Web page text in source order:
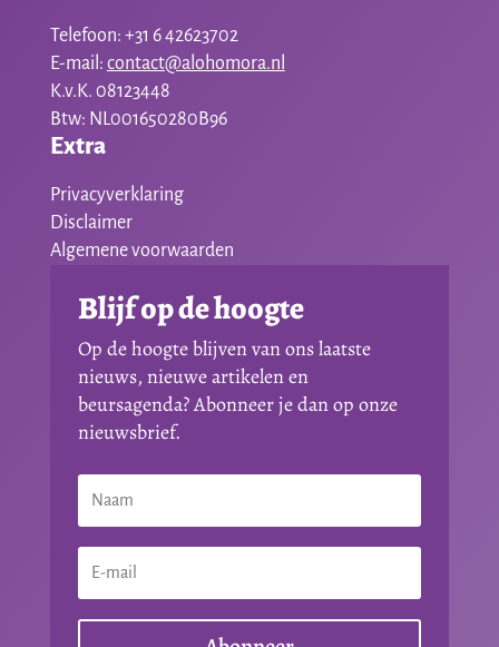
Telefoon: +31 6 42623702
E-mail: contact@alohomora.nl
K.v.K. 08123448
Btw: NL001650280B96
Extra
Privacyverklaring
Disclaimer
Algemene voorwaarden
Blijf op de hoogte
Op de hoogte blijven van ons laatste
nieuws, nieuwe artikelen en
beursagenda? Abonneer je dan op onze
nieuwsbrief.